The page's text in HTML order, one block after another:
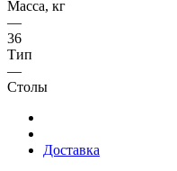
Масса, кг
—
36
Тип
—
Столы
Доставка